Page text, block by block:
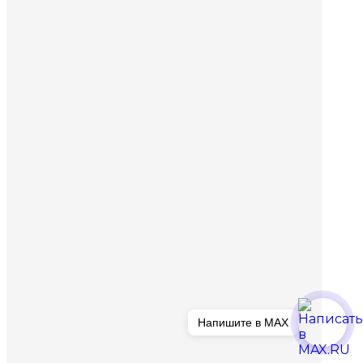
Напишите в MAX